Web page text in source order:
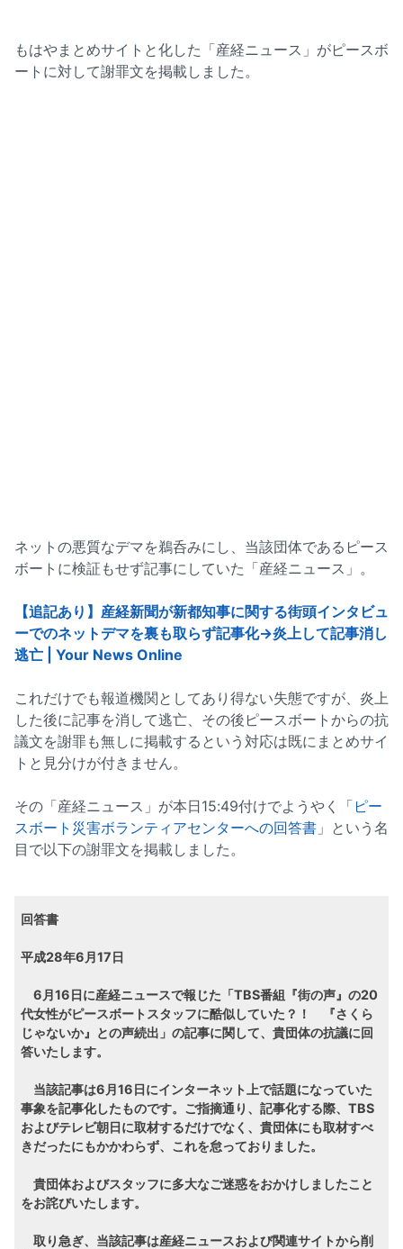
もはやまとめサイトと化した「産経ニュース」がピースボ
ートに対して謝罪文を掲載しました。
ネットの悪質なデマを鵜呑みにし、当該団体であるピース
ボートに検証もせず記事にしていた「産経ニュース」。
【追記あり】産経新聞が新都知事に関する街頭インタビュ
ーでのネットデマを裏も取らず記事化→炎上して記事消し
逃亡 | Your News Online
これだけでも報道機関としてあり得ない失態ですが、炎上
した後に記事を消して逃亡、その後ピースボートからの抗
議文を謝罪も無しに掲載するという対応は既にまとめサイ
トと見分けが付きません。
その「産経ニュース」が本日15:49付けでようやく「 ピー
スボート災害ボランティアセンターへの回答書 」という名
目で以下の謝罪文を掲載しました。
回答書
平成28年6月17日
6月16日に産経ニュースで報じた「TBS番組『街の声』の20
代女性がピースボートスタッフに酷似していた？！ 『さくら
じゃないか』との声続出」の記事に関して、貴団体の抗議に回
答いたします。
当該記事は6月16日にインターネット上で話題になっていた
事象を記事化したものです。ご指摘通り、記事化する際、TBS
およびテレビ朝日に取材するだけでなく、貴団体にも取材すべ
きだったにもかかわらず、これを怠っておりました。
貴団体およびスタッフに多大なご迷惑をおかけしましたこと
をお詫びいたします。
取り急ぎ、当該記事は産経ニュースおよび関連サイトから削